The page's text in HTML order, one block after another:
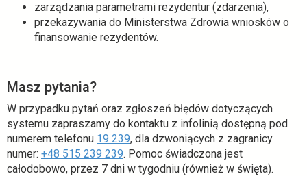
r
c
zarządzania parametrami rezydentur (zdarzenia),
przekazywania do Ministerstwa Zdrowia wniosków o
finansowanie rezydentów.
Masz pytania?
W przypadku pytań oraz zgłoszeń błędów dotyczących
systemu zapraszamy do kontaktu z infolinią dostępną pod
numerem telefonu 19 239, dla dzwoniących z zagranicy
numer: +48 515 239 239. Pomoc świadczona jest
całodobowo, przez 7 dni w tygodniu (również w święta).